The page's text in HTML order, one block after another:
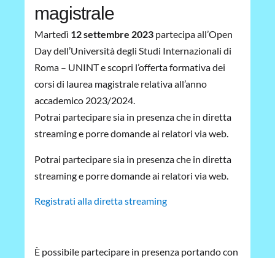
magistrale
Martedì 12 settembre 2023 partecipa all’Open
Day dell’Università degli Studi Internazionali di
Roma – UNINT e scopri l’offerta formativa dei
corsi di laurea magistrale relativa all’anno
accademico 2023/2024.
Potrai partecipare sia in presenza che in diretta
streaming e porre domande ai relatori via web.
Potrai partecipare sia in presenza che in diretta
streaming e porre domande ai relatori via web.
Registrati alla diretta streaming
È possibile partecipare in presenza portando con